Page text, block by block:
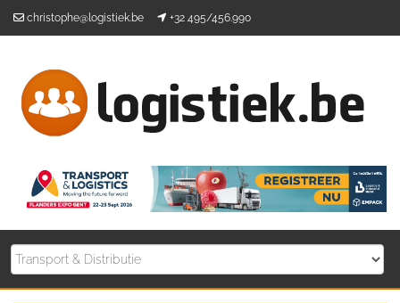
christophe@logistiek.be +32 495/456.990